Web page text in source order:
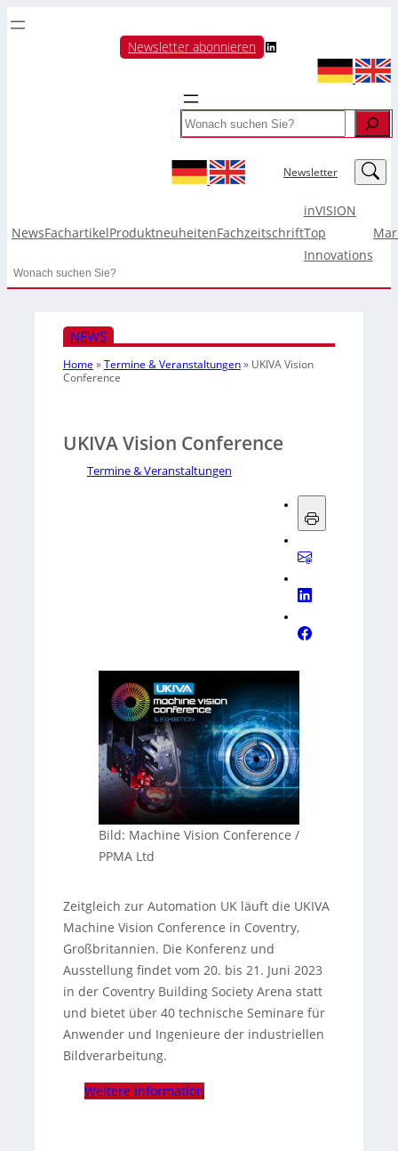
Newsletter abonnieren LinkedIn
Search
Newsletter LinkedIn
NewsFachartikelProduktneuheitenFachzeitschrift
inVISION
Top
Innovations
Search
NEWS
Home »Termine & Veranstaltungen» UKIVA Vision
Conference
UKIVA Vision Conference
Termine & Veranstaltungen
Bild: Machine Vision Conference /
PPMA Ltd
Zeitgleich zur Automation UK läuft die UKIVA
Machine Vision Conference in Coventry,
Großbritannien. Die Konferenz und
Ausstellung findet vom 20. bis 21. Juni 2023
in der Coventry Building Society Arena statt
und bietet über 40 technische Seminare für
Anwender und Ingenieure der industriellen
Bildverarbeitung.
Weitere Information